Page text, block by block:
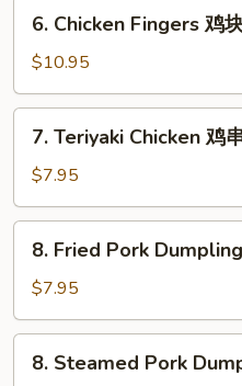
Chicken
Fingers
鸡
块
6. Chicken Fingers 鸡
$10.95
Teriyaki
Chicken
鸡
串
7. Teriyaki Chicken 鸡
$7.95
Fried
Pork
Dumpling
(6)
8. Fried Pork
$7.95
Steamed
8. Steamed Pork